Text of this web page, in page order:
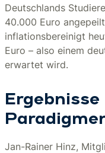
Deutschlands
40.000 Euro
inflationsbereinigt
Euro – also einem
erwartet wird.
Jan-Rainer Hinz,